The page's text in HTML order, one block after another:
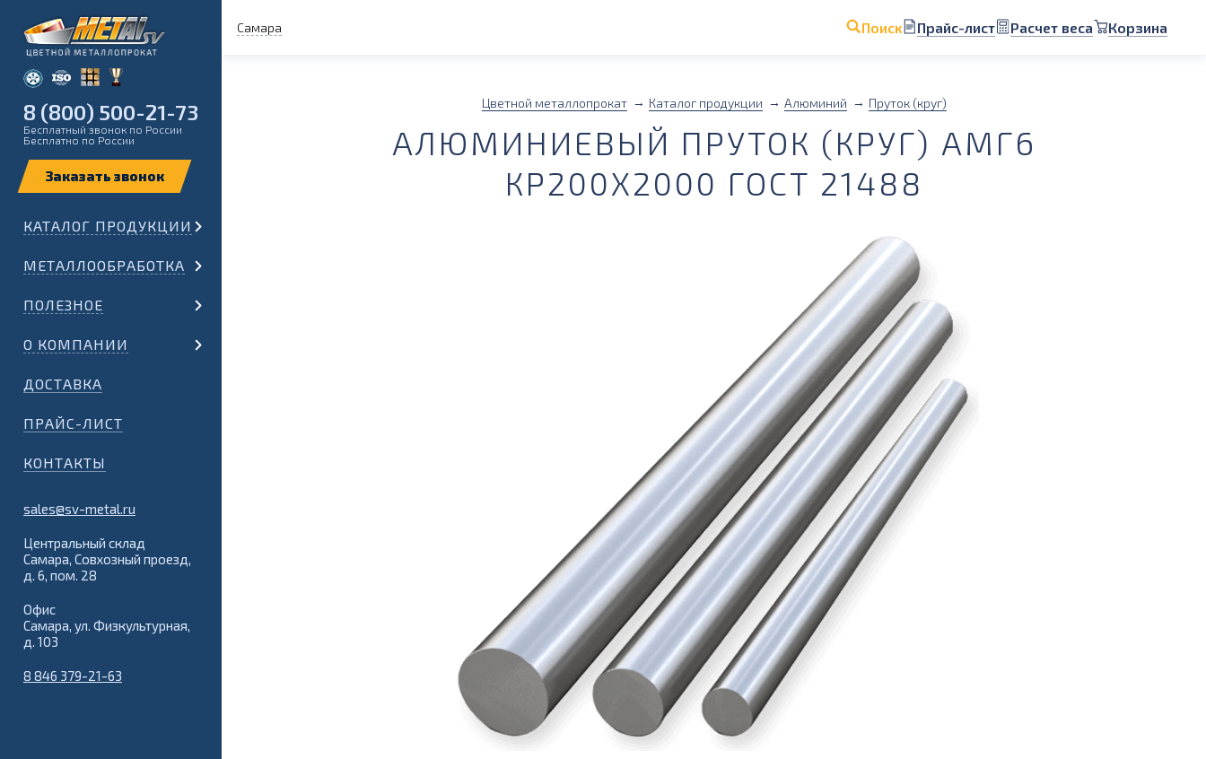
Самара Поиск Прайс-лист Расчет веса Корзина
8 (800) 500-21-73
Бесплатный звонок по России
Бесплатно по России
КАТАЛОГ ПРОДУКЦИИ
МЕТАЛЛООБРАБОТКА
ПОЛЕЗНОЕ
О КОМПАНИИ
ДОСТАВКА
ПРАЙС-ЛИСТ
КОНТАКТЫ
sales@sv-metal.ru
Центральный склад
Самара, Совхозный проезд,
д. 6, пом. 28
Офис
Самара, ул. Физкультурная,
д. 103
8 846 379-21-63
Цветной металлопрокат Каталог продукции Алюминий Пруток (круг)
АЛЮМИНИЕВЫЙ ПРУТОК (КРУГ) АМГ6
КР200Х2000 ГОСТ 21488